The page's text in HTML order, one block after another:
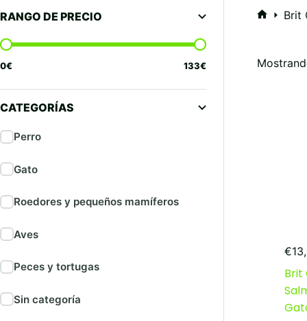
Brit
€
Brit
RANGO DE PRECIO
0€ 133€
CATEGORÍAS
Perro
Gato
Roedores y pequeños mamíferos
Aves
Peces y tortugas
Sin categoría